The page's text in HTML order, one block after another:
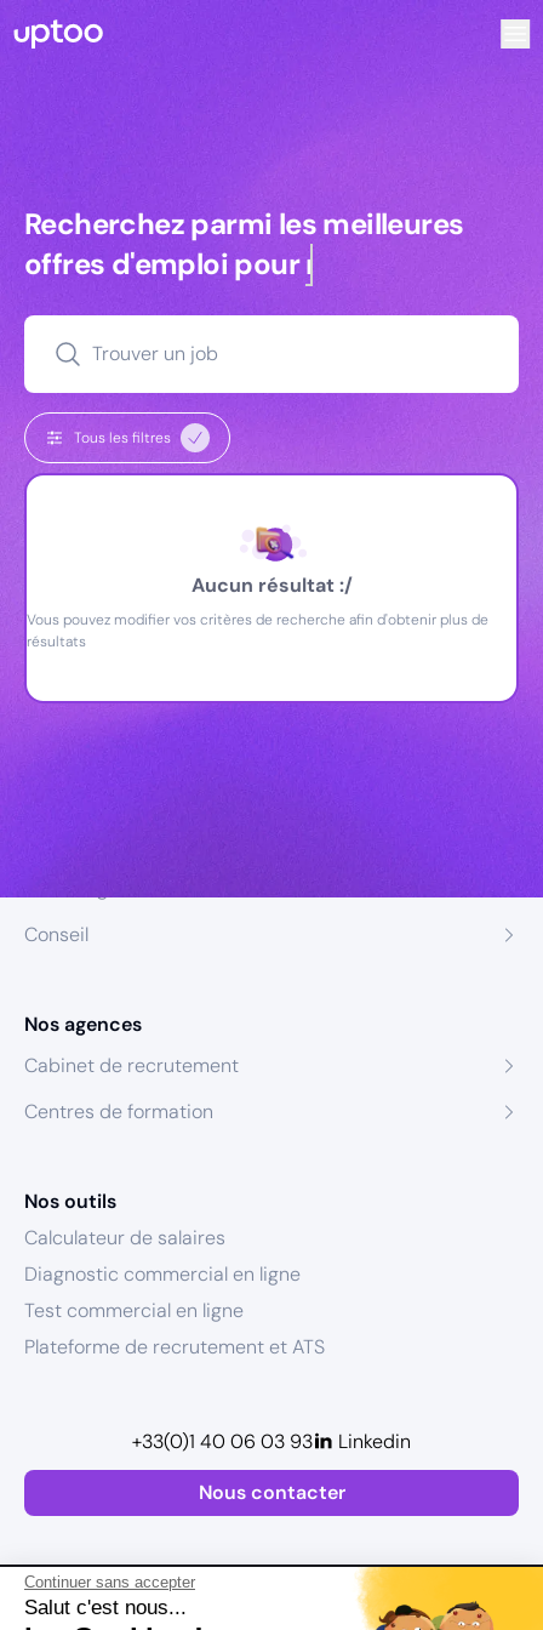
Continuer sans accepter
Salut c'est nous...
Recherchez parmi les meilleures
Recherchez parmi les meilleures
offres d'emploi pourcommerciaux
Trouver un job
Tous les filtres
Aucun résultat :/
Vous pouvez modifier vos critères de recherche afin d'obtenir plus de
résultats
Conseil
Nos agences
Cabinet de recrutement
Centres de formation
Nos outils
Calculateur de salaires
Diagnostic commercial en ligne
Test commercial en ligne
Plateforme de recrutement et ATS
Nous contacter
+33(0)1 40 06 03 93 Linkedin